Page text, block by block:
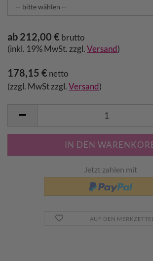
ab 212,00 € brutto
(inkl. 19% MwSt. zzgl. Versand )
178,15 € netto
(zzgl. MwSt zzgl. Versand)
Jetzt zahlen mit
AUF DEN MERKZETTEL